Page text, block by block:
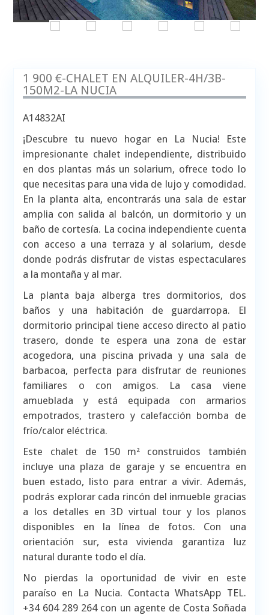
1 900 €-CHALET EN ALQUILER-4H/3B-
150M2-LA NUCIA
A14832AI
¡Descubre tu nuevo hogar en La Nucia! Este
impresionante chalet independiente, distribuido
en dos plantas más un solarium, ofrece todo lo
que necesitas para una vida de lujo y comodidad.
En la planta alta, encontrarás una sala de estar
amplia con salida al balcón, un dormitorio y un
baño de cortesía. La cocina independiente cuenta
con acceso a una terraza y al solarium, desde
donde podrás disfrutar de vistas espectaculares
a la montaña y al mar.
La planta baja alberga tres dormitorios, dos
baños y una habitación de guardarropa. El
dormitorio principal tiene acceso directo al patio
trasero, donde te espera una zona de estar
acogedora, una piscina privada y una sala de
barbacoa, perfecta para disfrutar de reuniones
familiares o con amigos. La casa viene
amueblada y está equipada con armarios
empotrados, trastero y calefacción bomba de
frío/calor eléctrica.
Este chalet de 150 m² construidos también
incluye una plaza de garaje y se encuentra en
buen estado, listo para entrar a vivir. Además,
podrás explorar cada rincón del inmueble gracias
a los detalles en 3D virtual tour y los planos
disponibles en la línea de fotos. Con una
orientación sur, esta vivienda garantiza luz
natural durante todo el día.
No pierdas la oportunidad de vivir en este
paraíso en La Nucia. Contacta WhatsApp TEL.
+34 604 289 264 con un agente de Costa Soñada